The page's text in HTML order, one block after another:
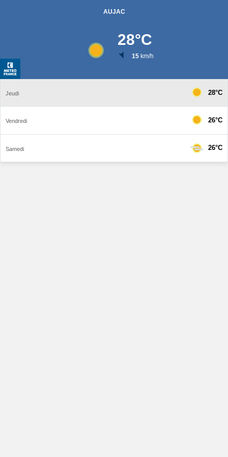
AUJAC
28°C
15km/h
Jeudi 28°C
Vendredi 26°C
Samedi 26°C